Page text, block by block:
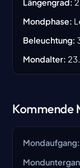
Längengrad:
Mondphase:
Beleuchtung:
Mondalter:
Kommende
Mondaufgang: